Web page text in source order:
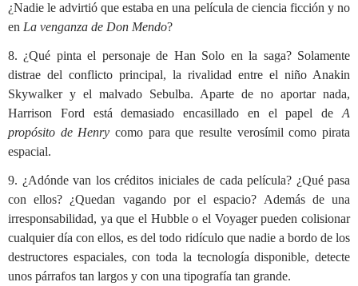
¿Nadie le advirtió que estaba en una película de ciencia ficción y no
en La venganza de Don Mendo?
8. ¿Qué pinta el personaje de Han Solo en la saga? Solamente
distrae del conflicto principal, la rivalidad entre el niño Anakin
Skywalker y el malvado Sebulba. Aparte de no aportar nada,
Harrison Ford está demasiado encasillado en el papel de A
propósito de Henry como para que resulte verosímil como pirata
espacial.
9. ¿Adónde van los créditos iniciales de cada película? ¿Qué pasa
con ellos? ¿Quedan vagando por el espacio? Además de una
irresponsabilidad, ya que el Hubble o el Voyager pueden colisionar
cualquier día con ellos, es del todo ridículo que nadie a bordo de los
destructores espaciales, con toda la tecnología disponible, detecte
unos párrafos tan largos y con una tipografía tan grande.